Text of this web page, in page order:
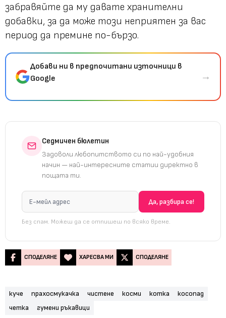
забравяйте да му давате хранителни
добавки, за да може този неприятен за вас
период да премине по-бързо.
Добави ни в предпочитани източници в
Google
→
Седмичен бюлетин
Задоволи любопитството си по най-удобния
начин — най-интересните статии директно в
пощата ти.
Без спам. Можеш да се отпишеш по всяко време.
СПОДЕЛЯНЕ ХАРЕСВА МИ СПОДЕЛЯНЕ
куче прахосмукачка чистене косми котка
косопад
четка
гумени ръкавици